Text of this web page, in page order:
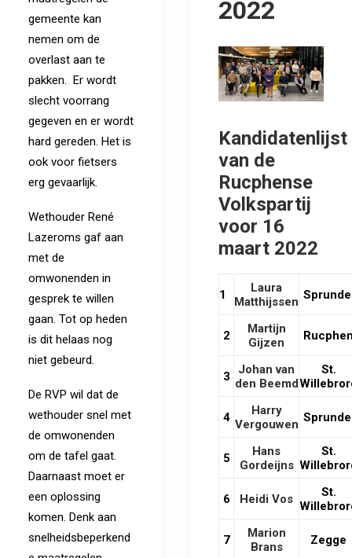
gemeente kan
nemen om de
overlast aan te
pakken. Er wordt
slecht voorrang
gegeven en er wordt
hard gereden. Het is
ook voor fietsers
erg gevaarlijk.
Wethouder René
Lazeroms gaf aan
met de
omwonenden in
gesprek te willen
gaan. Tot op heden
is dit helaas nog
niet gebeurd.
De RVP wil dat de
wethouder snel met
de omwonenden
om de tafel gaat.
Daarnaast moet er
een oplossing
komen. Denk aan
snelheidsbeperkend
2022
Kandidatenlijst
van de
Rucphense
Volkspartij
voor 16
maart 2022
1
Laura
Matthijssen
2
Martijn
Gijzen
3
Johan van
den Beemd
St.
4
Harry
Vergouwen
5
Hans
Gordeijns
St.
6 Heidi Vos
St.
7
Marion
Brans
Zegge